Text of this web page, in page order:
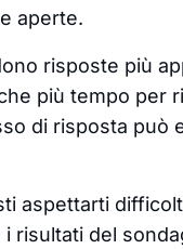
aperte.
risposte più
più tempo per
di risposta può
aspettarti
i risultati del